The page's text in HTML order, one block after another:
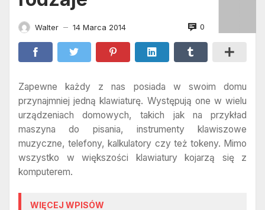
Walter — 14 Marca 2014 0
Zapewne każdy z nas posiada w swoim domu
przynajmniej jedną klawiaturę. Występują one w wielu
urządzeniach domowych, takich jak na przykład
maszyna do pisania, instrumenty klawiszowe
muzyczne, telefony, kalkulatory czy też tokeny. Mimo
wszystko w większości klawiatury kojarzą się z
komputerem.
WIĘCEJ WPISÓW